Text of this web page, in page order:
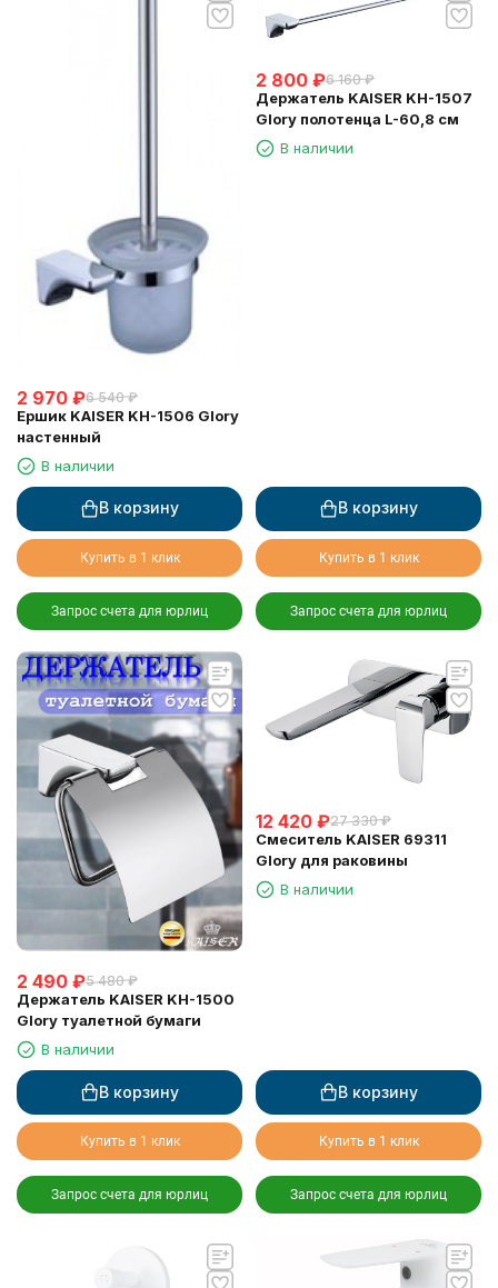
2 970 ₽6 540 ₽
Ершик KAISER KH-1506 Glory
настенный
В наличии
В корзину
Купить в 1 клик
Запрос счета для юрлиц
2 800 ₽6 160 ₽
Держатель KAISER KH-1507
Glory полотенца L-60,8 см
В наличии
В корзину
Купить в 1 клик
Запрос счета для юрлиц
2 490 ₽5 480 ₽
Держатель KAISER KH-1500
Glory туалетной бумаги
В наличии
В корзину
Купить в 1 клик
Запрос счета для юрлиц
12 420 ₽27 330 ₽
Смеситель KAISER 69311
Glory для раковины
В наличии
В корзину
Купить в 1 клик
Запрос счета для юрлиц